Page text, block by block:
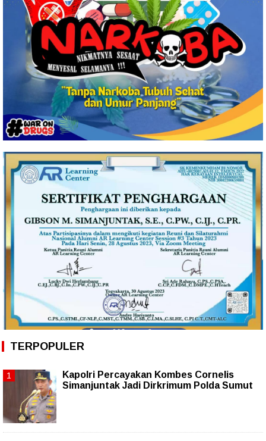
TERPOPULER
Kapolri Percayakan Kombes Cornelis
Simanjuntak Jadi Dirkrimum Polda Sumut